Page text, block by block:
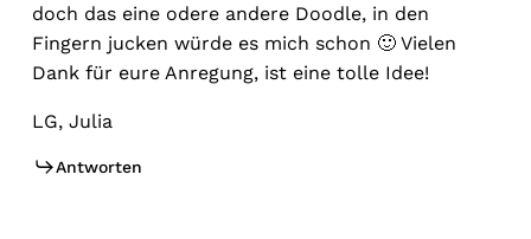
doch das eine odere andere Doodle, in den
Fingern jucken würde es mich schon 🙂 Vielen
Dank für eure Anregung, ist eine tolle Idee!
LG, Julia
Antworten